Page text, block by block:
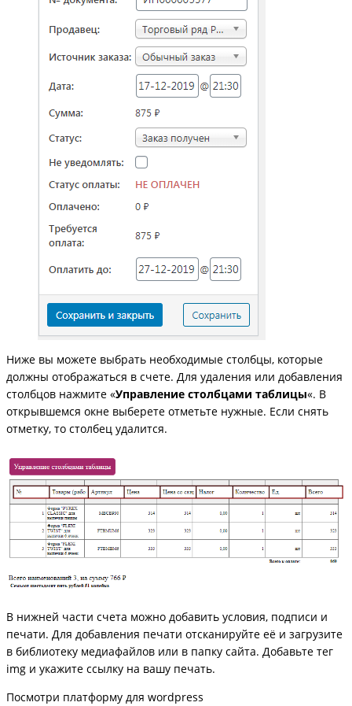
Ниже вы можете выбрать необходимые столбцы, которые
должны отображаться в счете. Для удаления или добавления
столбцов нажмите «Управление столбцами таблицы«. В
открывшемся окне выберете отметьте нужные. Если снять
отметку, то столбец удалится.
В нижней части счета можно добавить условия, подписи и
печати. Для добавления печати отсканируйте её и загрузите
в библиотеку медиафайлов или в папку сайта. Добавьте тег
img и укажите ссылку на вашу печать.
Посмотри платформу для wordpress